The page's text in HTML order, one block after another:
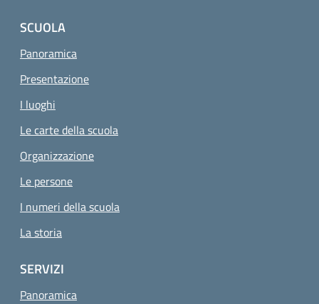
SCUOLA
Panoramica
Presentazione
I luoghi
Le carte della scuola
Organizzazione
Le persone
I numeri della scuola
La storia
SERVIZI
Panoramica